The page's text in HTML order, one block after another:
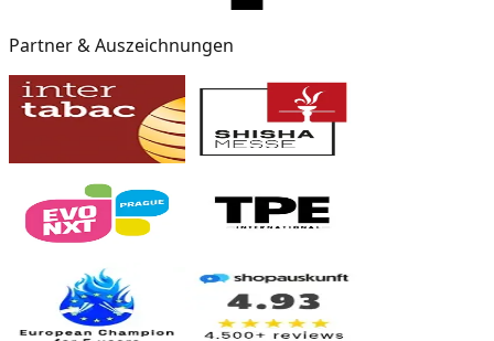
Partner & Auszeichnungen